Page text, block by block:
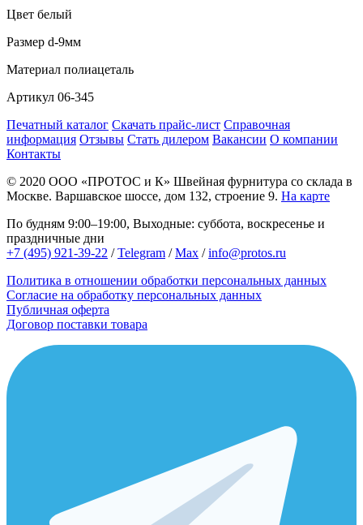
Цвет белый
Размер d-9мм
Материал полиацеталь
Артикул 06-345
Печатный каталог Скачать прайс-лист Справочная
информация Отзывы Стать дилером Вакансии О компании
Контакты
© 2020 ООО «ПРОТОС и К» Швейная фурнитура со склада в
Москве. Варшавское шоссе, дом 132, строение 9. На карте
По будням 9:00–19:00, Выходные: суббота, воскресенье и
праздничные дни
+7 (495) 921-39-22 /Telegram /Max /info@protos.ru
Политика в отношении обработки персональных данных
Согласие на обработку персональных данных
Публичная оферта
Договор поставки товара